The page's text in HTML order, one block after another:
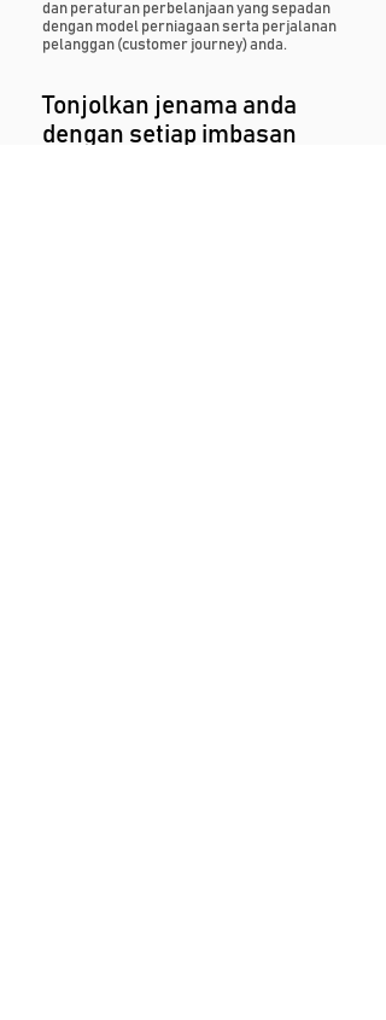
dan peraturan perbelanjaan yang sepadan
dengan model perniagaan serta perjalanan
pelanggan (customer journey) anda.
Tonjolkan jenama anda
dengan setiap imbasan